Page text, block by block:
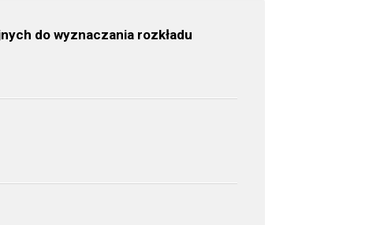
do wyznaczania rozkładu